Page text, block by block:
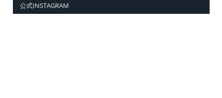
公式INSTAGRAM